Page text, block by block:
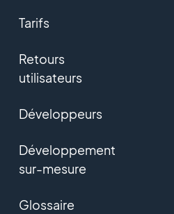
Tarifs
Retours
utilisateurs
Développeurs
Développement
sur-mesure
Glossaire